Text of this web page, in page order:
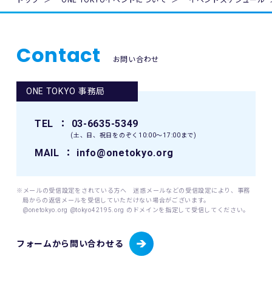
に際し、主催者に故意又は重過失がある場合を除き、主催者
肖像、年齢、住所（国名、都道府県名または区市町村名）等
のテレビ・新聞・雑誌・SNS・インターネット等での掲載及
9. 本イベントの参加者が未成年の場合、親権者等法定代理人
11. 主催者は、必要と判断する場合いつでも本規約を変更で
宜の場所に掲示（及び登録されたメールアドレスへの通知
が）された時点からその効力を生じるものとみなされます。
Contact お問い合わせ
フォームから問い合わせる
ONE TOKYO 事務局
TEL ： 03-6635-5349
(土、日、祝日をのぞく10:00〜17:00まで)
MAIL ： info@onetokyo.org
※メールの受信設定をされている方へ 迷惑メールなどの受信設定により、事務
局からの返信メールを受信していただけない場合がございます。
@onetokyo.org @tokyo42195.org のドメインを指定して受信してください。